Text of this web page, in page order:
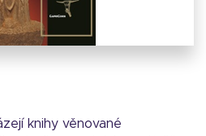
knihy věnované